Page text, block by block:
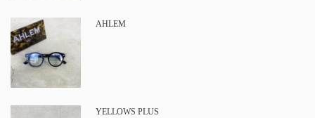
AHLEM
YELLOWS PLUS